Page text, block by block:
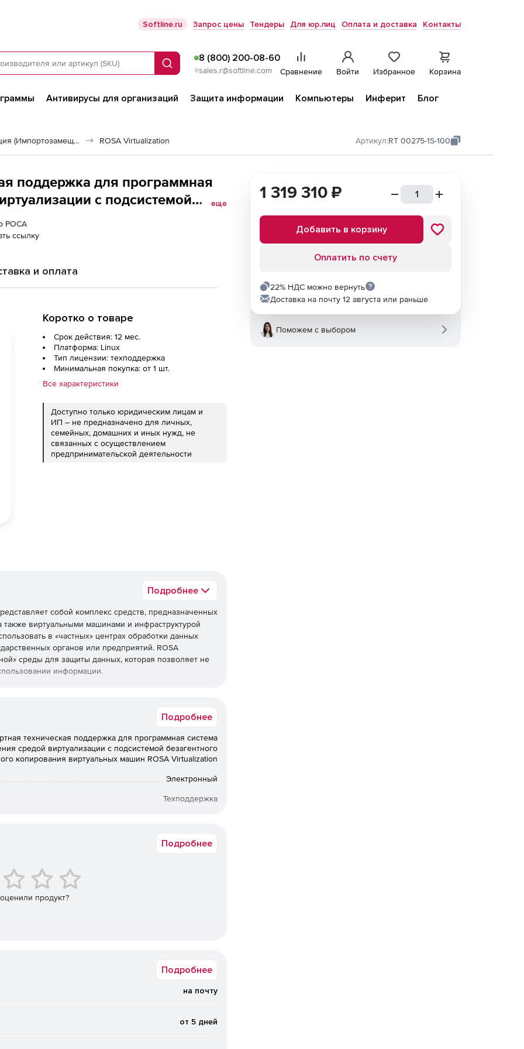
Softline.ru Запрос цены Тендеры Для юр.лиц Оплата и доставка Контакты
Поиск
8 (800) 200-08-60
sales.r@softline.com Сравнение Войти Избранное Корзина
Антивирусы для организаций Защита информации Компьютеры Инферит
Блог
Российская виртуализация (Импортозамещение) ROSA Virtualization Артикул:RT 00275-1S-100
поддержка для программная
с подсистемой
виртуальных машин
VM, сроком 1 год (Реестр)
еще
РОСА
ссылку
и оплата
Коротко о товаре
Срок действия: 12 мес.
Платформа: Linux
Тип лицензии: техподдержка
Минимальная покупка: от 1 шт.
Все характеристики
Доступно только юридическим лицам и
ИП – не предназначено для личных,
семейных, домашних и иных нужд, не
связанных с осуществлением
предпринимательской деятельности
Подробнее
собой комплекс средств, предназначенных
виртуальными машинами и инфраструктурой
в «частных» центрах обработки данных
органов или предприятий. ROSA
среды для защиты данных, которая позволяет не
информации.
ЦОД, кластерами, хостом в каждом кластере.
ОЗУ каждый. А также централизованное
64 или Intel x86 с конфигурацией до 64
столом виртуальных машин через домен
др.).
платформой (ILO, IPMI и т.п.).
в качестве гостевых операционных систем.
управлением Linux или Windows с минимальными
Подробнее
техническая поддержка для программная система
средой виртуализации с подсистемой безагентного
копирования виртуальных машин ROSA Virtualization
Электронный
Техподдержка
Коммерческая
Подробнее
продукт?
Подробнее
на почту
от 5 дней
1 319 310 ₽
Добавить в корзину
Оплатить по счету
22% НДС можно вернуть
Доставка на почту 12 августа или раньше
Поможем с выбором